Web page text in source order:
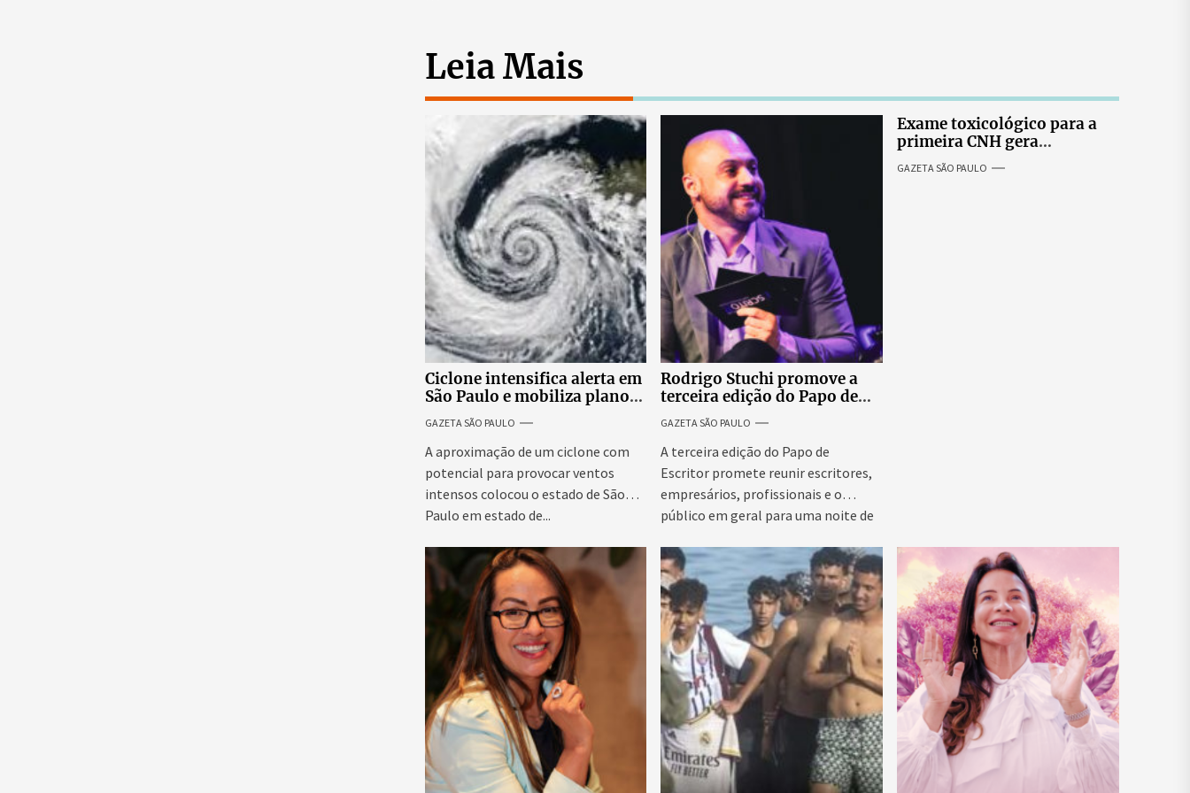
Leia Mais
Ciclone intensifica alerta em
São Paulo e mobiliza plano
emergencial para evitar
impactos no fornecimento
de energia
GAZETA SÃO PAULO
A aproximação de um ciclone com
potencial para provocar ventos
intensos colocou o estado de São
Paulo em estado de...
Rodrigo Stuchi promove a
terceira edição do Papo de
Escritor, podcast ao vivo que
reúne especialistas para
discutir saúde mental e
prosperidade.
GAZETA SÃO PAULO
A terceira edição do Papo de
Escritor promete reunir escritores,
empresários, profissionais e o
público em geral para uma noite de
Exame toxicológico para a
primeira CNH gera
denúncias de cortes
excessivos de cabelo e
GAZETA SÃO PAULO